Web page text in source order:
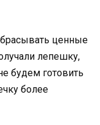
ценные
лепешку,
будем готовить
более